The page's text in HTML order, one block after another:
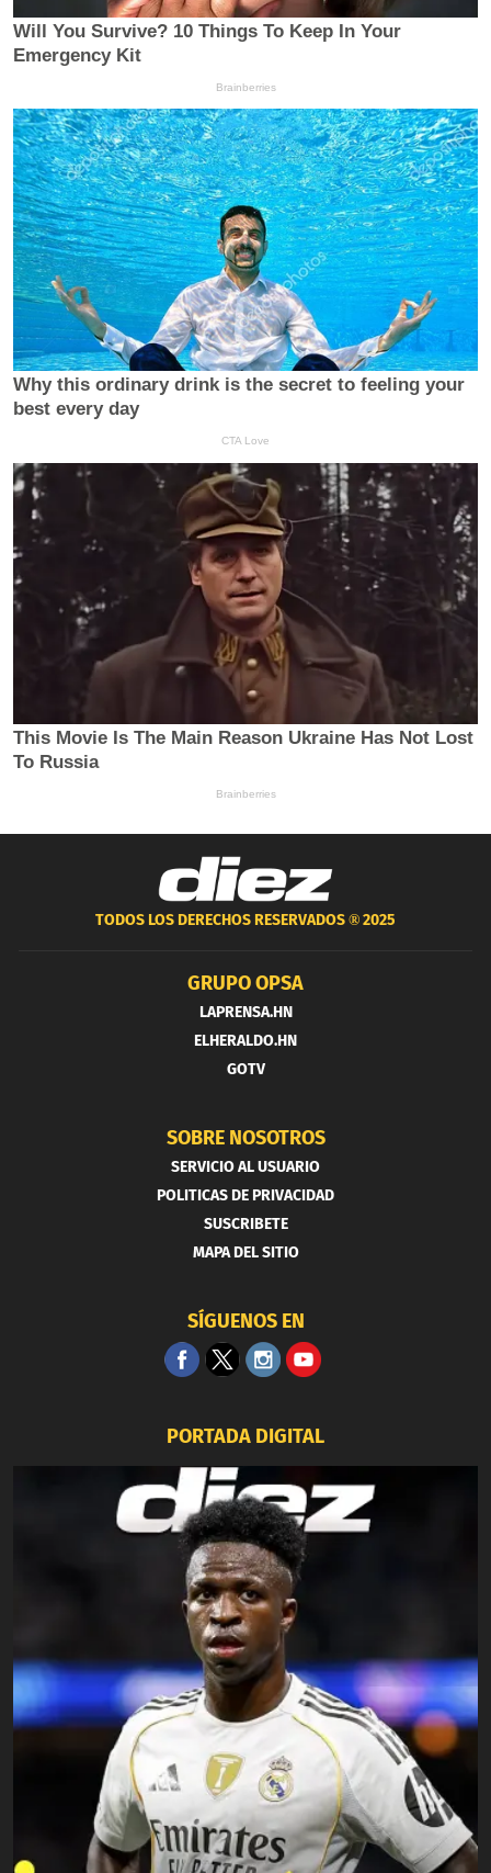
TODOS LOS DERECHOS RESERVADOS ®2025
GRUPO OPSA
LAPRENSA.HN
ELHERALDO.HN
GOTV
SOBRE NOSOTROS
SERVICIO AL USUARIO
POLITICAS DE PRIVACIDAD
SUSCRIBETE
MAPA DEL SITIO
SÍGUENOS EN
PORTADA DIGITAL